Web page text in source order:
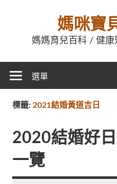
媽咪寶
媽媽育兒百科 / 健
選單
標籤: 2021結婚黃道吉日
2020結婚好
一覽